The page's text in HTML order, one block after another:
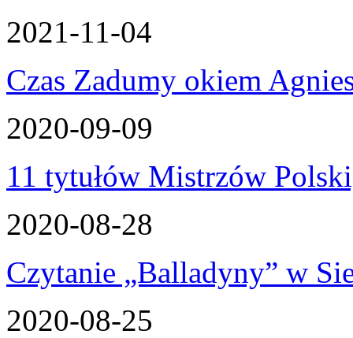
2021-11-04
Czas Zadumy okiem
2020-09-09
11 tytułów Mistrzów
2020-08-28
Czytanie „Balladyny” w
2020-08-25